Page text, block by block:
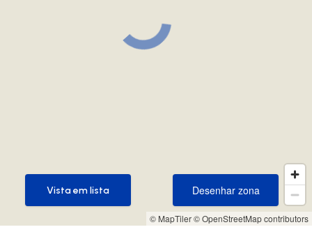
© MapTiler© OpenStreetMap contributors
Desenhar zona
Desenhar zona
Vista em lista
Vista em lista